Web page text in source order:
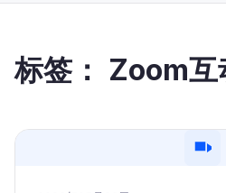
标签： Zoom互